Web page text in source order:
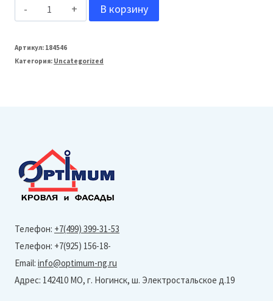
Количество
ТЕХОСНАСТКА
T-
сказка
(0,450х0,150м)
Памир
9005
В корзину
Артикул: 184546
Категория: Uncategorized
Телефон: +7(499) 399-31-53
Телефон: +7(925) 156-18-
Email: info@optimum-ng.ru
Адрес: 142410 МО, г. Ногинск, ш. Электростальское д.19